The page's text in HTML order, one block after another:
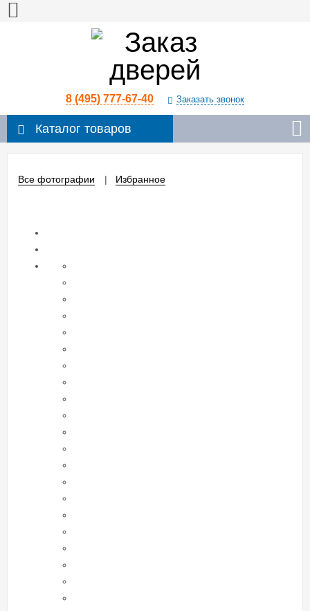
8 (495) 777-67-40 Заказать звонок
Каталог товаров
Все фотографии Избранное